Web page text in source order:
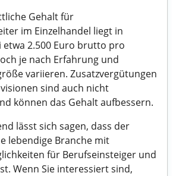
Gehalt für
im Einzelhandel liegt in
etwa 2.500 Euro brutto pro
je nach Erfahrung und
variieren. Zusatzvergütungen
sind auch nicht
können das Gehalt aufbessern.
lässt sich sagen, dass der
lebendige Branche mit
für Berufseinsteiger und
Wenn Sie interessiert sind,